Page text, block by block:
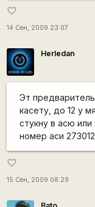
favorite_border
14 Сен, 2009 23:07
Herledan
Эт
касету, до 12 у
стукну в асю
номер аси
favorite_border
15 Сен, 2009 08:29